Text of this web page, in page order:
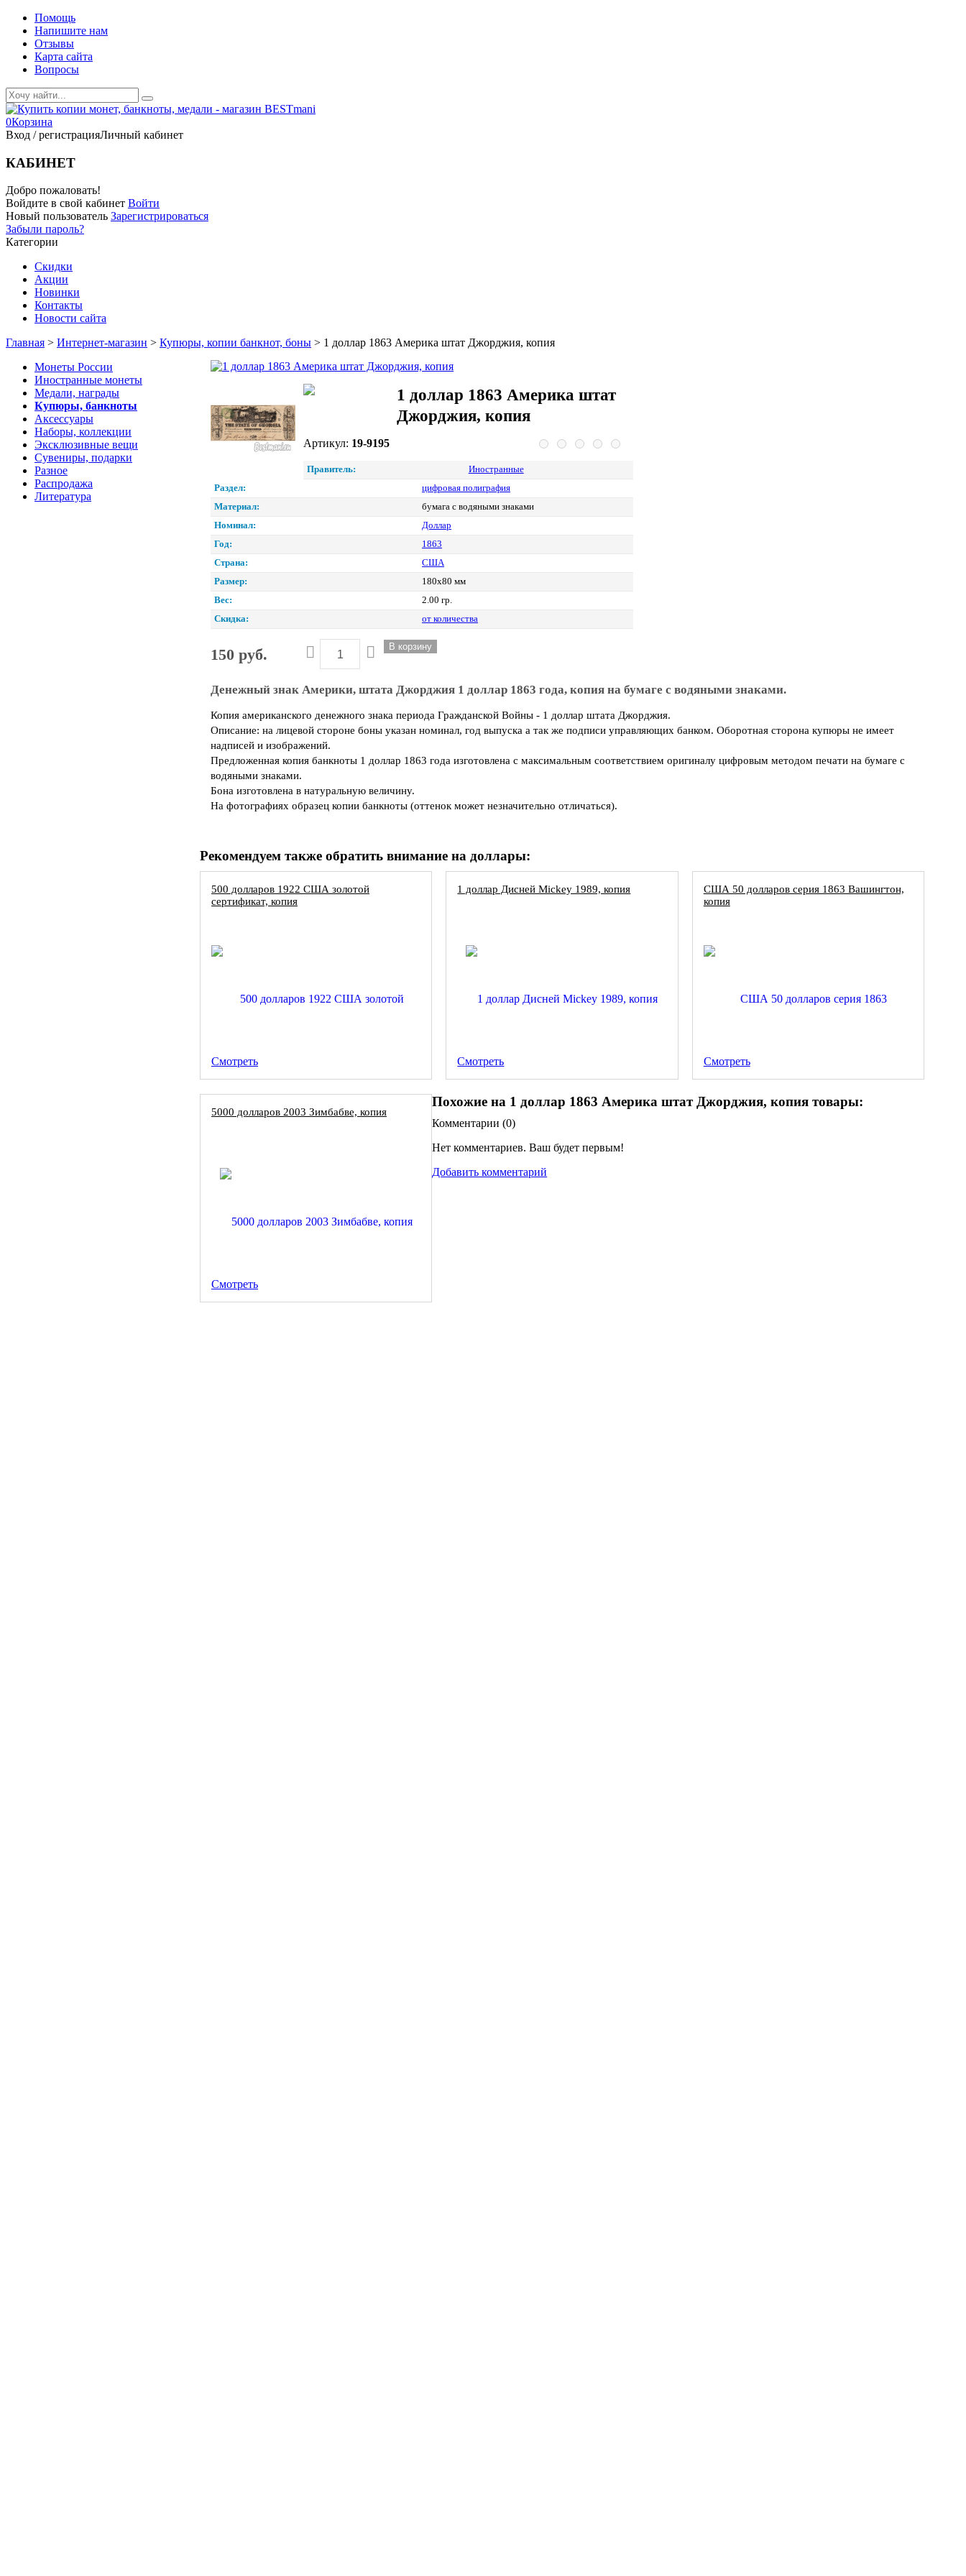
Помощь
Напишите нам
Отзывы
Карта сайта
Вопросы
0Корзина
Вход / регистрацияЛичный кабинет
КАБИНЕТ
Добро пожаловать!
Войдите в свой кабинет Войти
Новый пользователь Зарегистрироваться
Забыли пароль?
Категории
Скидки
Акции
Новинки
Контакты
Новости сайта
Главная > Интернет-магазин > Купюры, копии банкнот, боны > 1 доллар 1863 Америка штат Джорджия, копия
1 доллар 1863 Америка штат
Джорджия, копия
Артикул: 19-9195
Правитель:
Иностранные
Раздел:
цифровая полиграфия
Материал:
бумага с водяными знаками
Номинал:
Доллар
Год:
1863
Страна:
США
Размер:
180х80 мм
Вес:
2.00 гр.
Скидка:
от количества
150 руб.
Денежный знак Америки, штата Джорджия 1 доллар 1863 года, копия на бумаге с водяными знаками.
Копия американского денежного знака периода Гражданской Войны - 1 доллар штата Джорджия.
Описание: на лицевой стороне боны указан номинал, год выпуска а так же подписи управляющих банком. Оборотная сторона купюры не имеет
надписей и изображений.
Предложенная копия банкноты 1 доллар 1863 года изготовлена с максимальным соответствием оригиналу цифровым методом печати на бумаге с
водяными знаками.
Бона изготовлена в натуральную величину.
На фотографиях образец копии банкноты (оттенок может незначительно отличаться).
Рекомендуем также обратить внимание на доллары:
500 долларов 1922 США золотой
сертификат, копия
Смотреть
1 доллар Дисней Mickey 1989, копия
Смотреть
США 50 долларов серия 1863 Вашингтон,
копия
Смотреть
5000 долларов 2003 Зимбабве, копия
Смотреть
Похожие на 1 доллар 1863 Америка штат Джорджия, копия товары:
Комментарии (0)
Нет комментариев. Ваш будет первым!
Добавить комментарий
Монеты России
Иностранные монеты
Медали, награды
Купюры, банкноты
Аксессуары
Наборы, коллекции
Эксклюзивные вещи
Сувениры, подарки
Разное
Распродажа
Литература